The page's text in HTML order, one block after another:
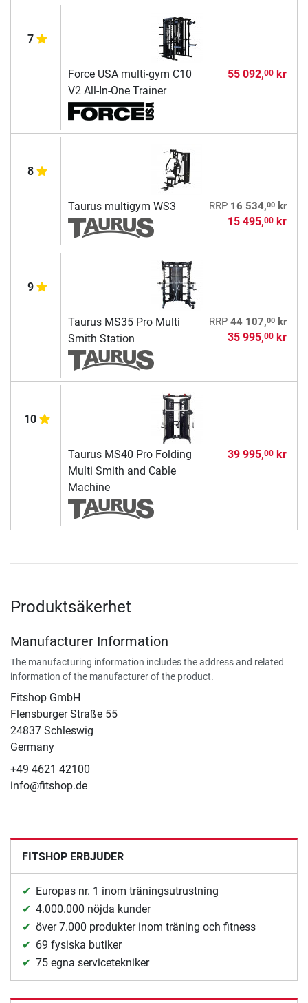
7
Force USA multi-gym C10
V2 All-In-One Trainer
55 092,00kr
8
Taurus multigym WS3 RRP 16 534,00kr
15 495,00kr
9
Taurus MS35 Pro Multi
Smith Station
RRP 44 107,00kr
35 995,00kr
10
Taurus MS40 Pro Folding
Multi Smith and Cable
Machine
39 995,00kr
Produktsäkerhet
Manufacturer Information
The manufacturing information includes the address and related
information of the manufacturer of the product.
Fitshop GmbH
Flensburger Straße 55
24837 Schleswig
Germany
+49 4621 42100
info@fitshop.de
FITSHOP ERBJUDER
Europas nr. 1 inom träningsutrustning
4.000.000 nöjda kunder
över 7.000 produkter inom träning och fitness
69 fysiska butiker
75 egna servicetekniker